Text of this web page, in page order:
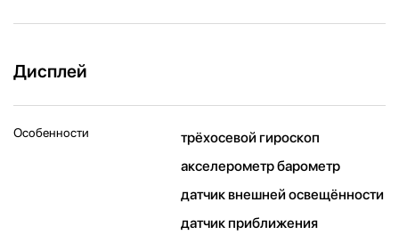
Дисплей
Особенности
трёхосевой гироскоп
акселерометр барометр
датчик внешней освещённости
датчик приближения